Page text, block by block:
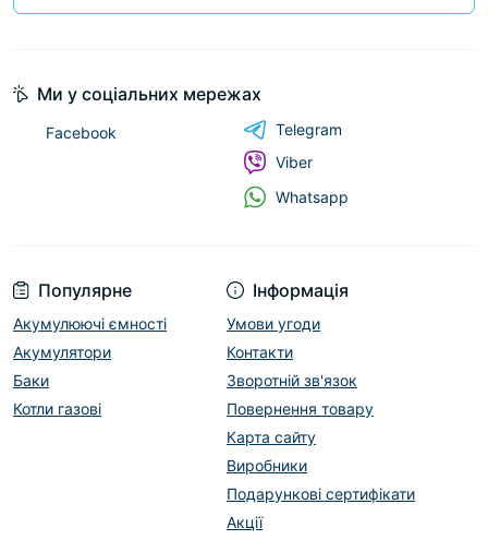
Популярне
Акумулюючі ємності
Акумулятори
Баки
Котли газові
Інформація
Умови угоди
Контакти
Зворотній зв'язок
Повернення товару
Карта сайту
Виробники
Подарункові сертифікати
Акції
Ми у соціальних мережах
Facebook
Telegram
Viber
Whatsapp